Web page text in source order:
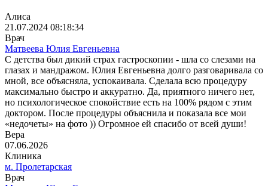
Алиса
21.07.2024 08:18:34
Врач
Матвеева Юлия Евгеньевна
С детства был дикий страх гастроскопии - шла со слезами на
глазах и мандражом. Юлия Евгеньевна долго разговаривала со
мной, все объясняла, успокаивала. Сделала всю процедуру
максимально быстро и аккуратно. Да, приятного ничего нет,
но психологическое спокойствие есть на 100% рядом с этим
доктором. После процедуры объяснила и показала все мои
«недочеты» на фото )) Огромное ей спасибо от всей души!
Вера
07.06.2026
Клиника
м. Пролетарская
Врач